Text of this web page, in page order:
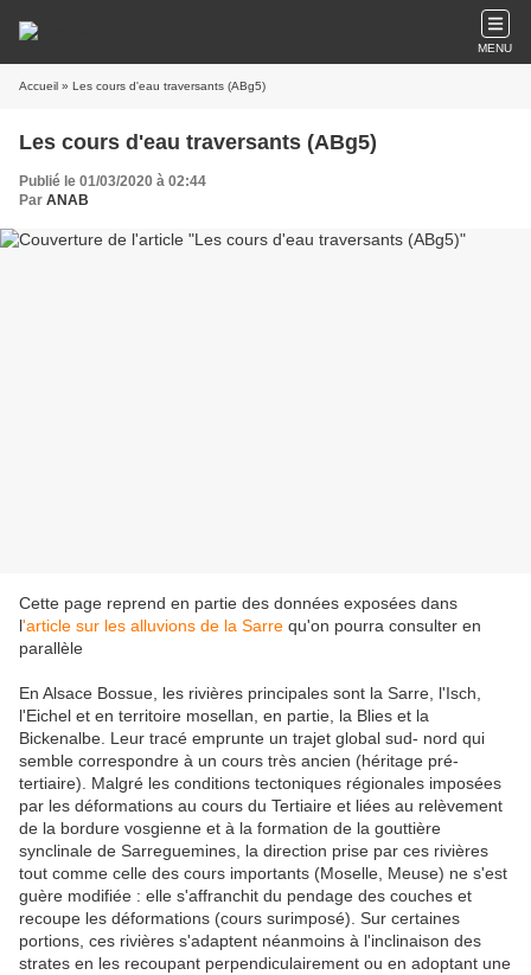
MENU
Accueil » Les cours d'eau traversants (ABg5)
Les cours d'eau traversants (ABg5)
Publié le 01/03/2020 à 02:44
Par ANAB
Cette page reprend en partie des données exposées dans
l'article sur les alluvions de la Sarre qu'on pourra consulter en
parallèle
En Alsace Bossue, les rivières principales sont la Sarre, l'Isch,
l'Eichel et en territoire mosellan, en partie, la Blies et la
Bickenalbe. Leur tracé emprunte un trajet global sud- nord qui
semble correspondre à un cours très ancien (héritage pré-
tertiaire). Malgré les conditions tectoniques régionales imposées
par les déformations au cours du Tertiaire et liées au relèvement
de la bordure vosgienne et à la formation de la gouttière
synclinale de Sarreguemines, la direction prise par ces rivières
tout comme celle des cours importants (Moselle, Meuse) ne s'est
guère modifiée : elle s'affranchit du pendage des couches et
recoupe les déformations (cours surimposé). Sur certaines
portions, ces rivières s'adaptent néanmoins à l'inclinaison des
strates en les recoupant perpendiculairement ou en adoptant une